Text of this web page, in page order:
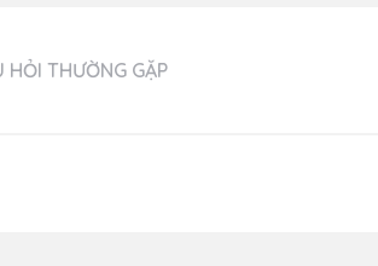
HỎI THƯỜNG GẶP